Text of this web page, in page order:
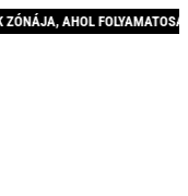
BŐVÜLŐ